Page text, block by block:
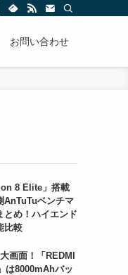
お問い合わせ
8 Elite」搭載
AnTuTuベンチマ
とめ！ハイエンド
比較
画面！「REDMI
は8000mAhバッ